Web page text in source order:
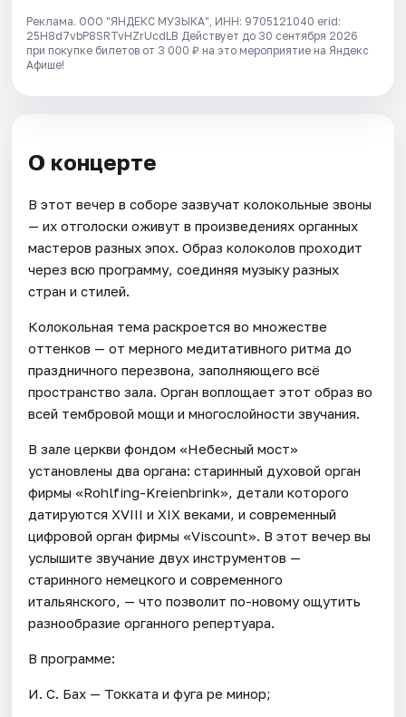
Реклама. ООО "ЯНДЕКС МУЗЫКА", ИНН: 9705121040 erid:
25H8d7vbP8SRTvHZrUcdLB Действует до 30 сентября 2026
при покупке билетов от 3 000 ₽ на это мероприятие на Яндекс
Афише!
О концерте
В этот вечер в соборе зазвучат колокольные звоны
— их отголоски оживут в произведениях органных
мастеров разных эпох. Образ колоколов проходит
через всю программу, соединяя музыку разных
стран и стилей.
Колокольная тема раскроется во множестве
оттенков — от мерного медитативного ритма до
праздничного перезвона, заполняющего всё
пространство зала. Орган воплощает этот образ во
всей тембровой мощи и многослойности звучания.
В зале церкви фондом «Небесный мост»
установлены два органа: старинный духовой орган
фирмы «Rohlfing-Kreienbrink», детали которого
датируются XVIII и XIX веками, и современный
цифровой орган фирмы «Viscount». В этот вечер вы
услышите звучание двух инструментов —
старинного немецкого и современного
итальянского, — что позволит по-новому ощутить
разнообразие органного репертуара.
В программе:
И. С. Бах — Токката и фуга ре минор;